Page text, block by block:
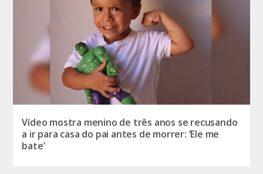
Vídeo mostra menino de três anos se recusando
a ir para casa do pai antes de morrer: ‘Ele me
bate’